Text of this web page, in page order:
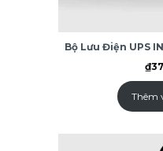
Bộ Lưu Điện UPS
₫
Thêm